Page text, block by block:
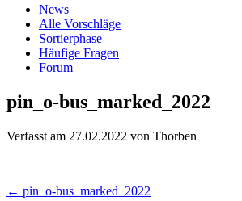
Zum
Inhalt
springen
News
Alle Vorschläge
Sortierphase
Häufige Fragen
Forum
pin_o-bus_marked_2022
Verfasst am 27.02.2022 von Thorben
Beitragsnavigation
← pin_o-bus_marked_2022